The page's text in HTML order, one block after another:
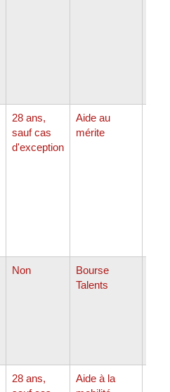
28 ans,
sauf cas
d'exception
Aide au
mérite
Non
Bourse
Talents
28 ans,
Aide à la